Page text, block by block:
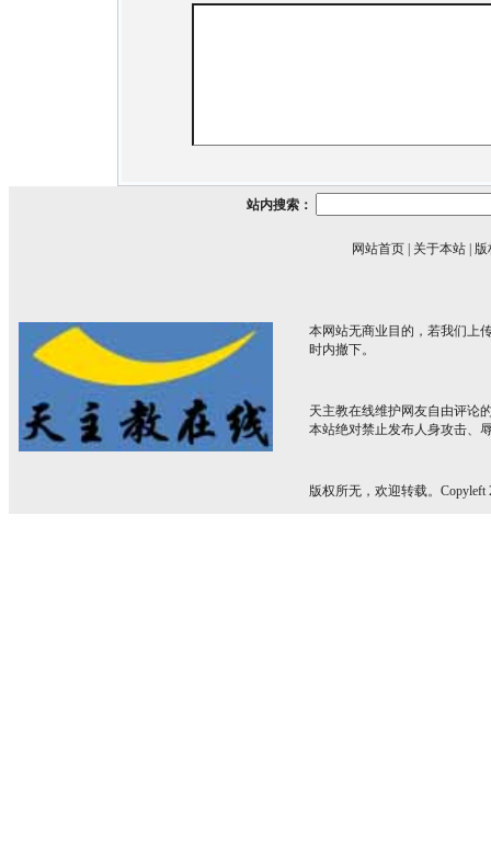
站内搜索：
网站首页 关于本站 版
本网站无商业目的，若我们上
时内撤下。
天主教在线维护网友自由评论
本站绝对禁止发布人身攻击、
版权所无，欢迎转载。